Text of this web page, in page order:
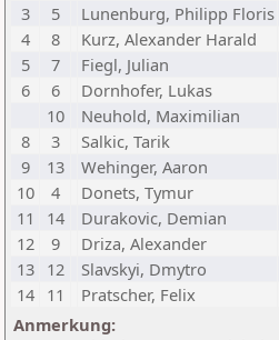
3
5 Lunenburg, Philipp Floris
4
8 Kurz, Alexander Harald
5
7 Fiegl, Julian
6
6 Dornhofer, Lukas
10
Neuhold, Maximilian
8
3 Salkic, Tarik
9
13 Wehinger, Aaron
10
4 Donets, Tymur
11
14 Durakovic, Demian
12
9 Driza, Alexander
13 12 Slavskyi, Dmytro
14 11 Pratscher, Felix
Anmerkung: